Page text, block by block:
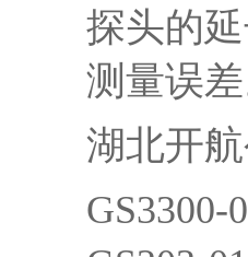
探头的
测量误
湖北开
GS3300-